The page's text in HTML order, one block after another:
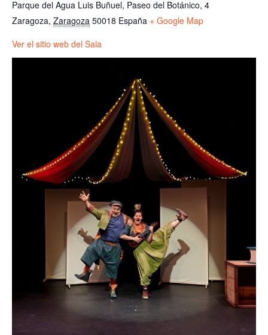
Parque del Agua Luis Buñuel, Paseo del Botánico, 4
Zaragoza, Zaragoza 50018 España + Google Map
Ver el sitio web del Sala